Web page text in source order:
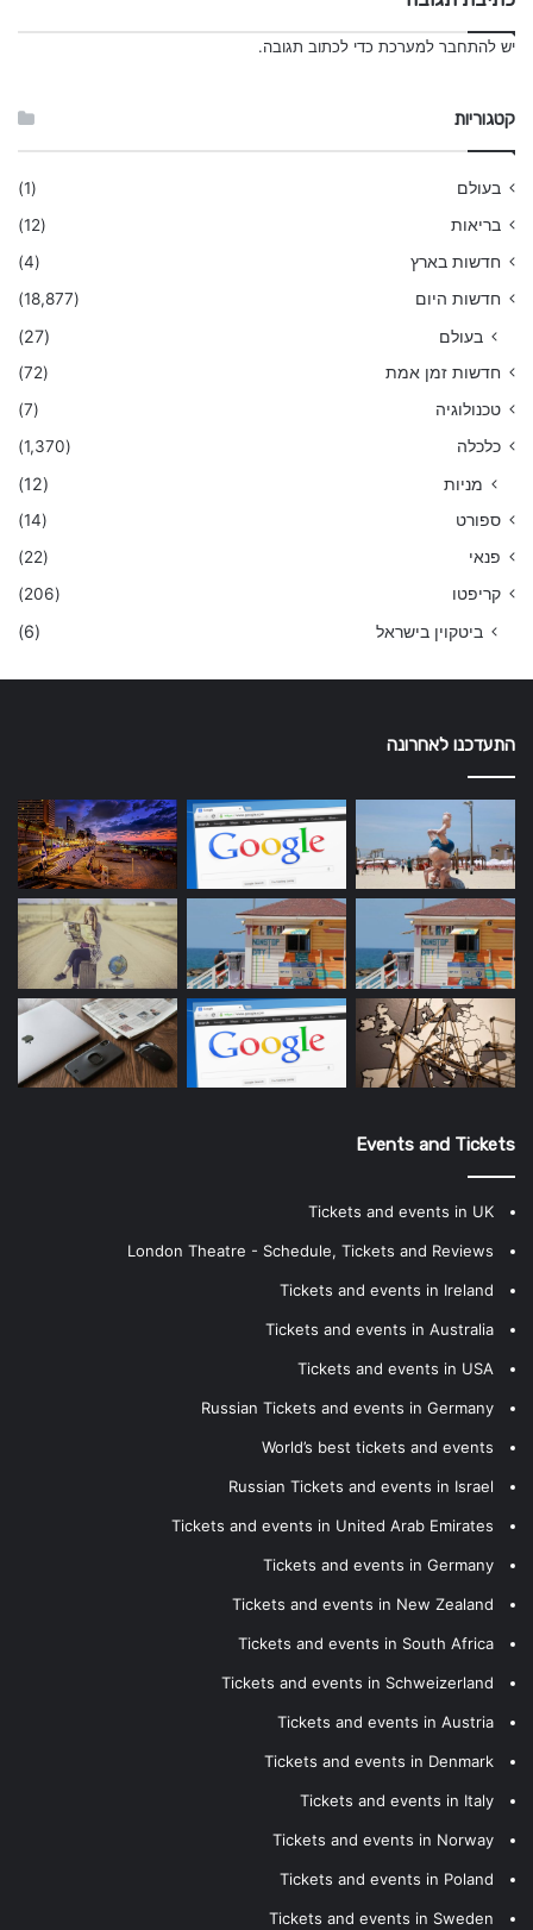
יש להתחבר למערכת כדי לכתוב תגובה.
קטגוריות
בעולם
(1)
בריאות
(12)
חדשות בארץ
(4)
חדשות היום
(18,877)
בעולם (27)
חדשות זמן אמת
(72)
טכנולוגיה
(7)
כלכלה
(1,370)
מניות (12)
ספורט
(14)
פנאי
(22)
קריפטו
(206)
ביטקוין בישראל (6)
התעדכנו לאחרונה
Events and Tickets
Tickets and events in UK
London Theatre - Schedule, Tickets and Reviews
Tickets and events in Ireland
Tickets and events in Australia
Tickets and events in USA
Russian Tickets and events in Germany
World’s best tickets and events
Russian Tickets and events in Israel
Tickets and events in United Arab Emirates
Tickets and events in Germany
Tickets and events in New Zealand
Tickets and events in South Africa
Tickets and events in Schweizerland
Tickets and events in Austria
Tickets and events in Denmark
Tickets and events in Italy
Tickets and events in Norway
Tickets and events in Poland
Tickets and events in Sweden